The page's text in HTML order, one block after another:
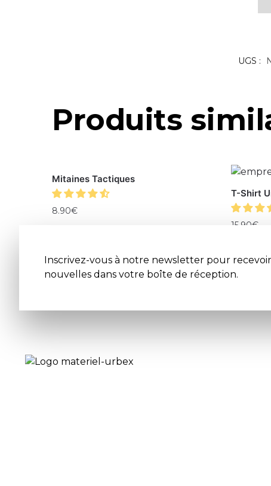
UGS :
Produits
Mitaines Tactiques
8.90€
T-Shirt
15.90€
Inscrivez-vous à notre newsletter pour
nouvelles dans votre boîte de réception.